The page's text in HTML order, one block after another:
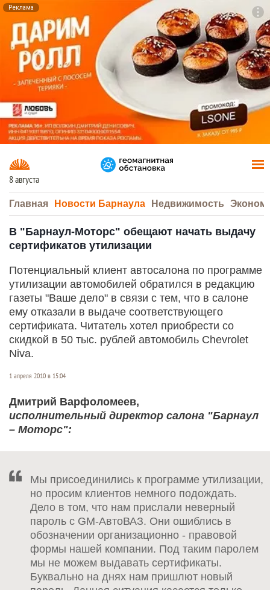
Реклама
8 августа
Главная Новости Барнаула Недвижимость
В "Барнаул-Моторс" обещают начать выдачу
сертификатов утилизации
Потенциальный клиент автосалона по программе
утилизации автомобилей обратился в редакцию
газеты "Ваше дело" в связи с тем, что в салоне
ему отказали в выдаче соответствующего
сертификата. Читатель хотел приобрести cо
скидкой в 50 тыс. рублей автомобиль Chevrolet
Niva.
1 апреля 2010 в 15:04
Дмитрий Варфоломеев,
исполнительный директор салона "Барнаул
– Моторс":
Мы присоединились к программе утилизации,
но просим клиентов немного подождать.
Дело в том, что нам прислали неверный
пароль с GM-АвтоВАЗ. Они ошиблись в
обозначении организационно - правовой
формы нашей компании. Под таким паролем
мы не можем выдавать сертификаты.
Буквально на днях нам пришлют новый